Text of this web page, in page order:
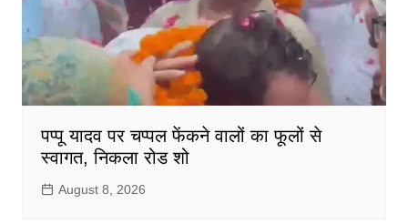
पप्पू यादव पर चप्पल फेंकने वालों का फूलों से
स्वागत, निकला रोड शो
August 8, 2026